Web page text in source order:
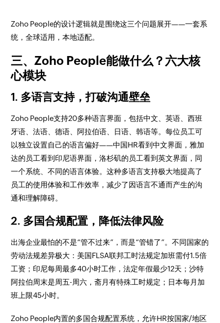
Zoho People的设计逻辑就是围绕这三个问题展开——一套系
统，全球适用，本地适配。
三、Zoho People能做什么？六大核
心模块
1. 多语言支持，打破沟通壁垒
Zoho People支持20多种语言界面，包括中文、英语、西班
牙语、法语、德语、阿拉伯语、日语、韩语等。每位员工可
以独立设置自己的语言偏好——中国HR看到中文界面，雅加
达的员工看到印尼语界面，洛杉矶的员工看到英文界面，同
一个系统、不同的语言体验。这种多语言支持极大地提高了
员工的使用体验和工作效率，减少了因语言不通而产生的沟
通和理解障碍。
2. 多国合规配置，降低法律风险
出海企业最怕的不是“管不过来”，而是“管错了”。不同国家的
劳动法规差异极大：美国FLSA联邦工时法规定加班需付1.5倍
工资；印尼每周最多40小时工作，法定年假最少12天；沙特
阿拉伯周末是周五-周六，斋月有特殊工时规定；日本每月加
班上限45小时。
Zoho People内置的多国合规配置系统，允许HR按国家/地区